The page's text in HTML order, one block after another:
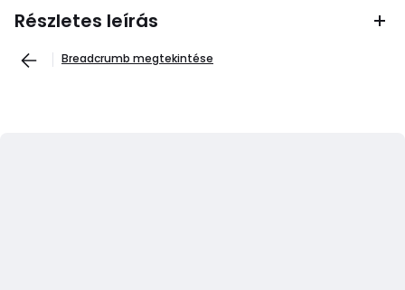
Részletes leírás
Breadcrumb megtekintése